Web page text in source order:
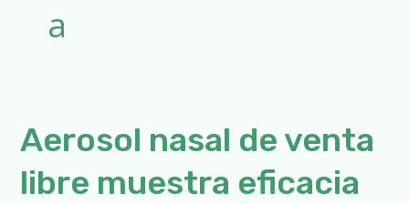
a
Aerosol nasal de venta
libre muestra eficacia
Aerosol
nasal
de